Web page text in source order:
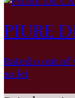
PIURE
Rated 0 out of
20 lei